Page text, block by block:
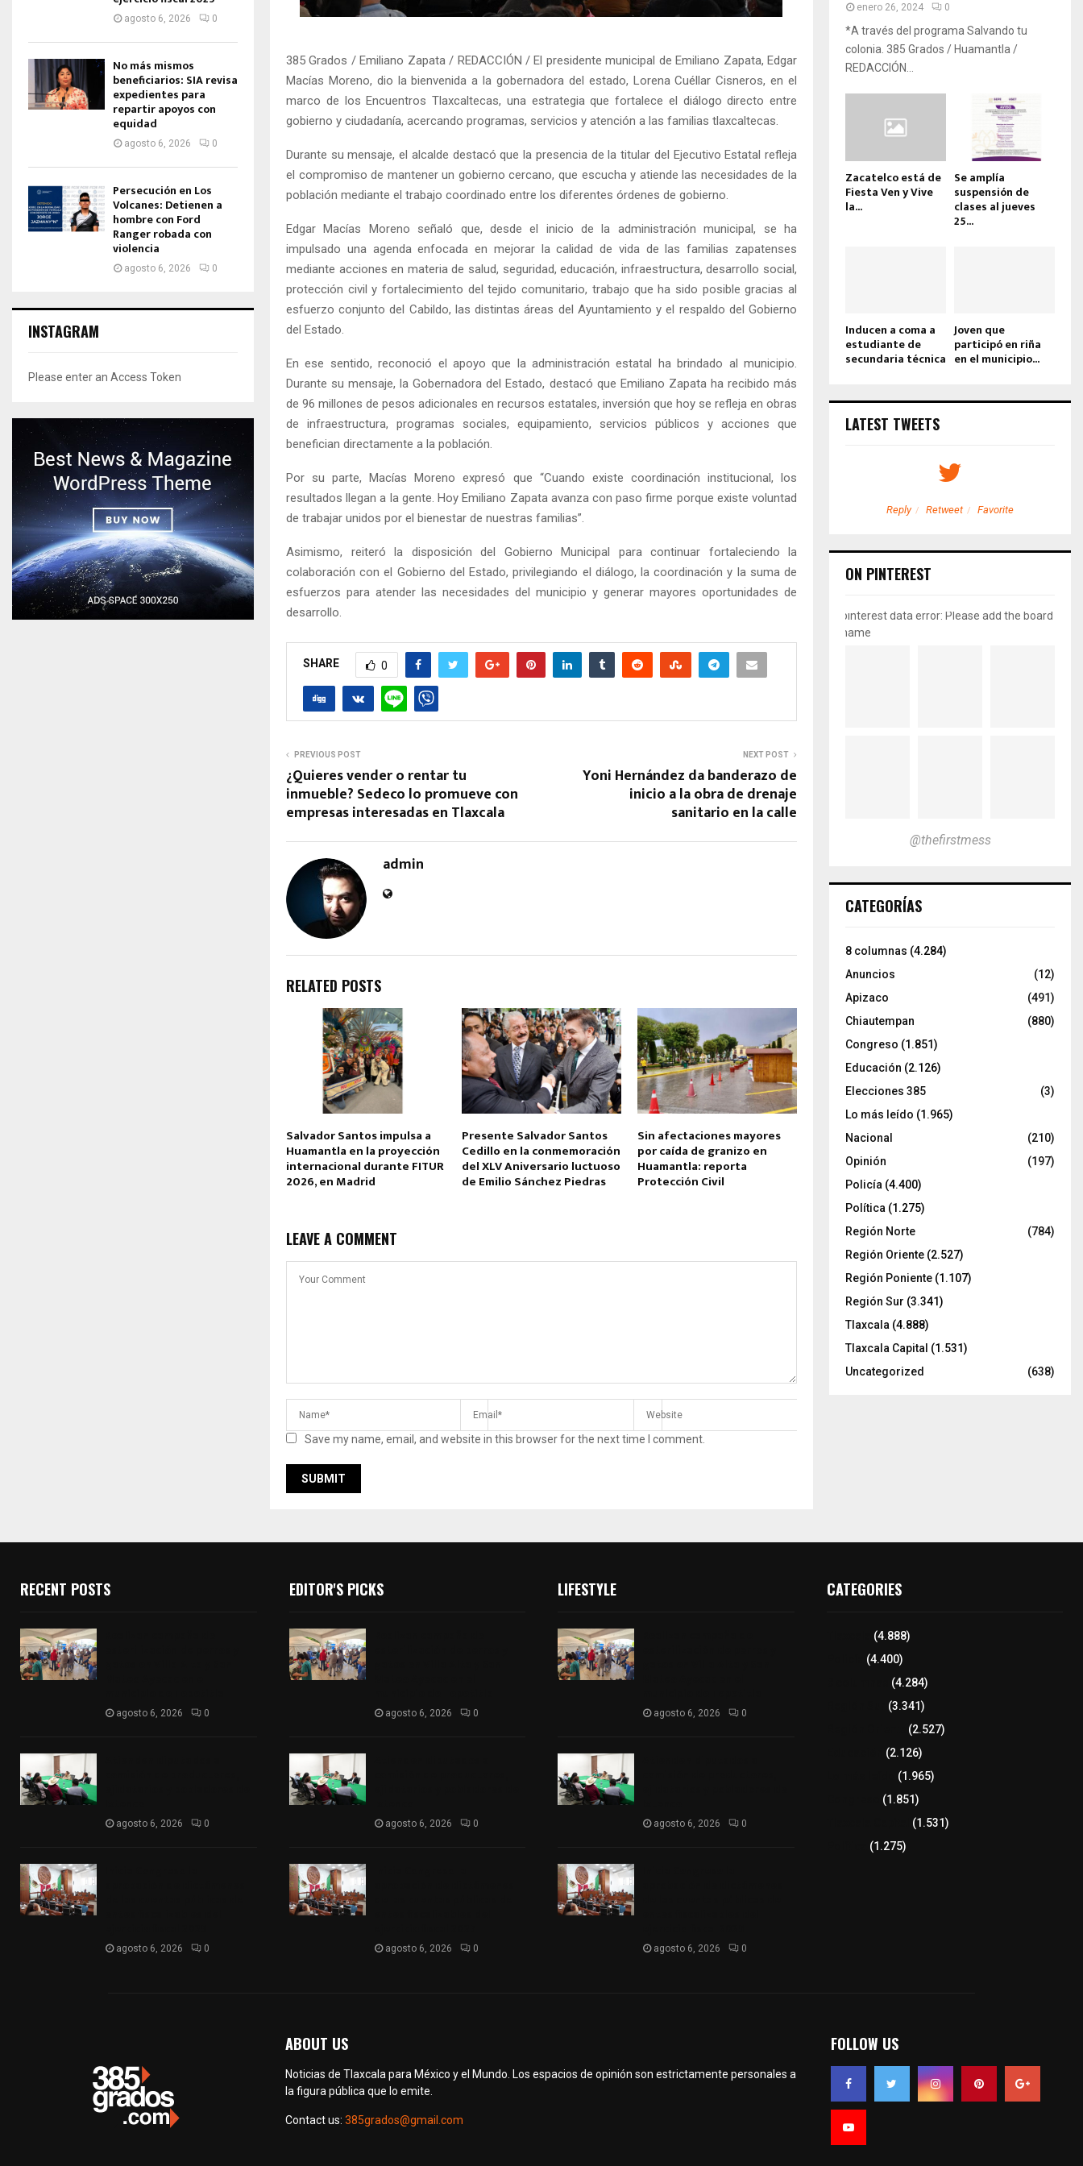
385 Grados / Emiliano Zapata / REDACCIÓN / El presidente municipal de Emiliano Zapata, Edgar
Macías Moreno, dio la bienvenida a la gobernadora del estado, Lorena Cuéllar Cisneros, en el
marco de los Encuentros Tlaxcaltecas, una estrategia que fortalece el diálogo directo entre
gobierno y ciudadanía, acercando programas, servicios y atención a las familias tlaxcaltecas.
Durante su mensaje, el alcalde destacó que la presencia de la titular del Ejecutivo Estatal refleja
el compromiso de mantener un gobierno cercano, que escucha y atiende las necesidades de la
población mediante el trabajo coordinado entre los diferentes órdenes de gobierno.
Edgar Macías Moreno señaló que, desde el inicio de la administración municipal, se ha
impulsado una agenda enfocada en mejorar la calidad de vida de las familias zapatenses
mediante acciones en materia de salud, seguridad, educación, infraestructura, desarrollo social,
protección civil y fortalecimiento del tejido comunitario, trabajo que ha sido posible gracias al
esfuerzo conjunto del Cabildo, las distintas áreas del Ayuntamiento y el respaldo del Gobierno
del Estado.
En ese sentido, reconoció el apoyo que la administración estatal ha brindado al municipio.
Durante su mensaje, la Gobernadora del Estado, destacó que Emiliano Zapata ha recibido más
de 96 millones de pesos adicionales en recursos estatales, inversión que hoy se refleja en obras
de infraestructura, programas sociales, equipamiento, servicios públicos y acciones que
benefician directamente a la población.
Por su parte, Macías Moreno expresó que “Cuando existe coordinación institucional, los
resultados llegan a la gente. Hoy Emiliano Zapata avanza con paso firme porque existe voluntad
de trabajar unidos por el bienestar de nuestras familias”.
Asimismo, reiteró la disposición del Gobierno Municipal para continuar fortaleciendo la
colaboración con el Gobierno del Estado, privilegiando el diálogo, la coordinación y la suma de
esfuerzos para atender las necesidades del municipio y generar mayores oportunidades de
desarrollo.
SHARE 0
PREVIOUS POST
¿Quieres vender o rentar tu
inmueble? Sedeco lo promueve con
empresas interesadas en Tlaxcala
NEXT POST
Yoni Hernández da banderazo de
inicio a la obra de drenaje
sanitario en la calle
admin
RELATED POSTS
Salvador Santos impulsa a
Huamantla en la proyección
internacional durante FITUR
2026, en Madrid
Presente Salvador Santos
Cedillo en la conmemoración
del XLV Aniversario luctuoso
de Emilio Sánchez Piedras
Sin afectaciones mayores
por caída de granizo en
Huamantla: reporta
Protección Civil
LEAVE A COMMENT
Save my name, email, and website in this browser for the next time I comment.
agosto 6, 2026 0
No más mismos
beneficiarios: SIA revisa
expedientes para
repartir apoyos con
equidad
agosto 6, 2026 0
Persecución en Los
Volcanes: Detienen a
hombre con Ford
Ranger robada con
violencia
agosto 6, 2026 0
INSTAGRAM
Please enter an Access Token
enero 26, 2024 0
*A través del programa Salvando tu
colonia. 385 Grados / Huamantla /
REDACCIÓN...
Zacatelco está de
Fiesta Ven y Vive
la...
Se amplía
suspensión de
clases al jueves
25...
Inducen a coma a
estudiante de
secundaria técnica
Joven que
participó en riña
en el municipio...
LATEST TWEETS
Reply Retweet Favorite
ON PINTEREST
pinterest data error: Please add the board
name
@thefirstmess
CATEGORÍAS
8 columnas (4.284)
Anuncios
(12)
Apizaco
(491)
Chiautempan
(880)
Congreso (1.851)
Educación (2.126)
Elecciones 385
(3)
Lo más leído (1.965)
Nacional
(210)
Opinión
(197)
Policía (4.400)
Política (1.275)
Región Norte
(784)
Región Oriente (2.527)
Región Poniente (1.107)
Región Sur (3.341)
Tlaxcala (4.888)
Tlaxcala Capital (1.531)
Uncategorized
(638)
RECENT POSTS
agosto 6, 2026 0
agosto 6, 2026 0
agosto 6, 2026 0
EDITOR'S PICKS
agosto 6, 2026 0
agosto 6, 2026 0
agosto 6, 2026 0
LIFESTYLE
agosto 6, 2026 0
agosto 6, 2026 0
agosto 6, 2026 0
CATEGORIES
(4.888)
(4.400)
(4.284)
(3.341)
(2.527)
(2.126)
(1.965)
(1.851)
(1.531)
(1.275)
ABOUT US
Noticias de Tlaxcala para México y el Mundo. Los espacios de opinión son estrictamente personales a
la figura pública que lo emite.
Contact us: 385grados@gmail.com
FOLLOW US